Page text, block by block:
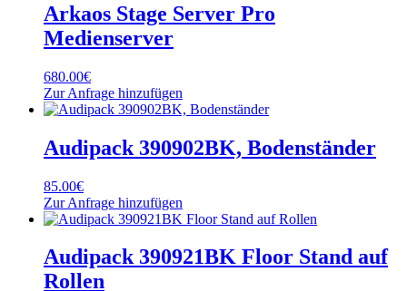
Arkaos Stage Server Pro
Medienserver
680.00€
Zur Anfrage hinzufügen
Audipack 390902BK, Bodenständer
85.00€
Zur Anfrage hinzufügen
Audipack 390921BK Floor Stand auf
Rollen